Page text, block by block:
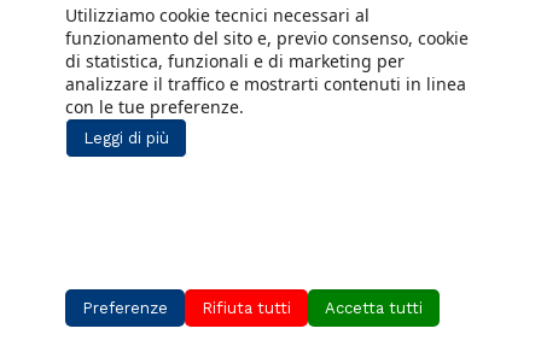
Aiuti di Stato
Segnalazioni Whistleblowing
Utilizziamo cookie tecnici necessari al
funzionamento del sito e, previo consenso, cookie
di statistica, funzionali e di marketing per
analizzare il traffico e mostrarti contenuti in linea
con le tue preferenze.
Leggi di più
Preferenze Rifiuta tutti Accetta tutti